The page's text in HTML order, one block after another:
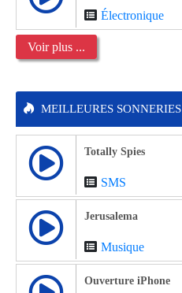
Électronique
Voir plus ...
MEILLEURES SONNERIES
Totally Spies
SMS
Jerusalema
Musique
Ouverture iPhone